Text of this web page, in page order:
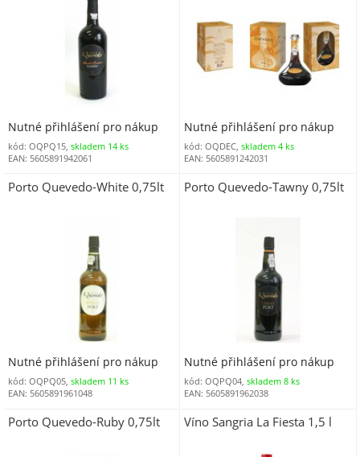
Nutné přihlášení pro nákup
kód: OQPQ15, skladem 14 ks
EAN: 5605891942061
Nutné přihlášení pro nákup
kód: OQDEC,skladem 4 ks
EAN: 5605891242031
Porto Quevedo-White 0,75lt
Nutné přihlášení pro nákup
kód: OQPQ05, skladem 11 ks
EAN: 5605891961048
Porto Quevedo-Tawny 0,75lt
Nutné přihlášení pro nákup
kód: OQPQ04,skladem 8 ks
EAN: 5605891962038
Porto Quevedo-Ruby 0,75lt Víno Sangria La Fiesta 1,5 l